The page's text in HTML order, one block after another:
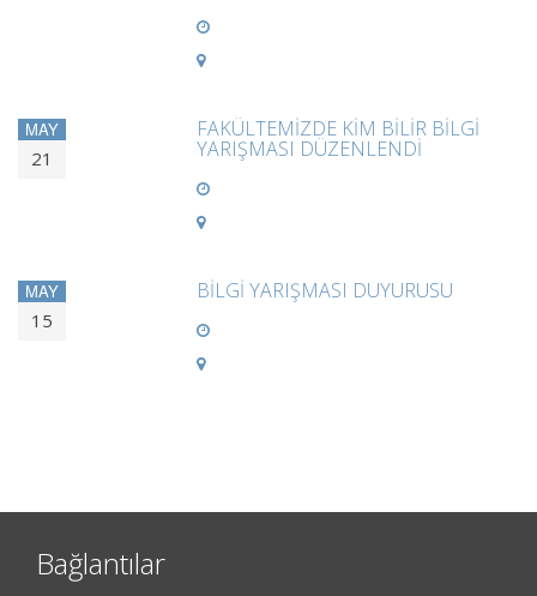
MAY
21
FAKÜLTEMİZDE KİM BİLİR BİLGİ
YARIŞMASI DÜZENLENDİ
MAY
15
BİLGİ YARIŞMASI DUYURUSU
Bağlantılar